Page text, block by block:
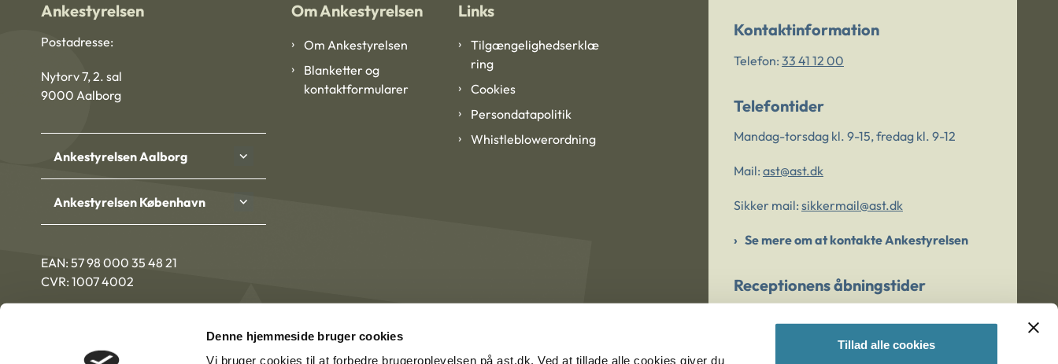
Denne hjemmeside bruger cookies
Vi bruger cookies til at forbedre brugeroplevelsen på ast.dk. Ved at tillade alle cookies giver du
Tillad alle cookies
Ankestyrelsen
Postadresse:
Nytorv 7, 2. sal
9000 Aalborg
Ankestyrelsen Aalborg
Ankestyrelsen København
EAN: 57 98 000 35 48 21
CVR: 1007 4002
Om Ankestyrelsen
Om Ankestyrelsen
Blanketter og
kontaktformularer
Links
Tilgængelighedserklæ
ring
Cookies
Persondatapolitik
Whistleblowerordning
Kontaktinformation
Telefon: 33 41 12 00
Telefontider
Mandag-torsdag kl. 9-15, fredag kl. 9-12
Mail: ast@ast.dk
Sikker mail: sikkermail@ast.dk
Se mere om at kontakte Ankestyrelsen
Receptionens åbningstider